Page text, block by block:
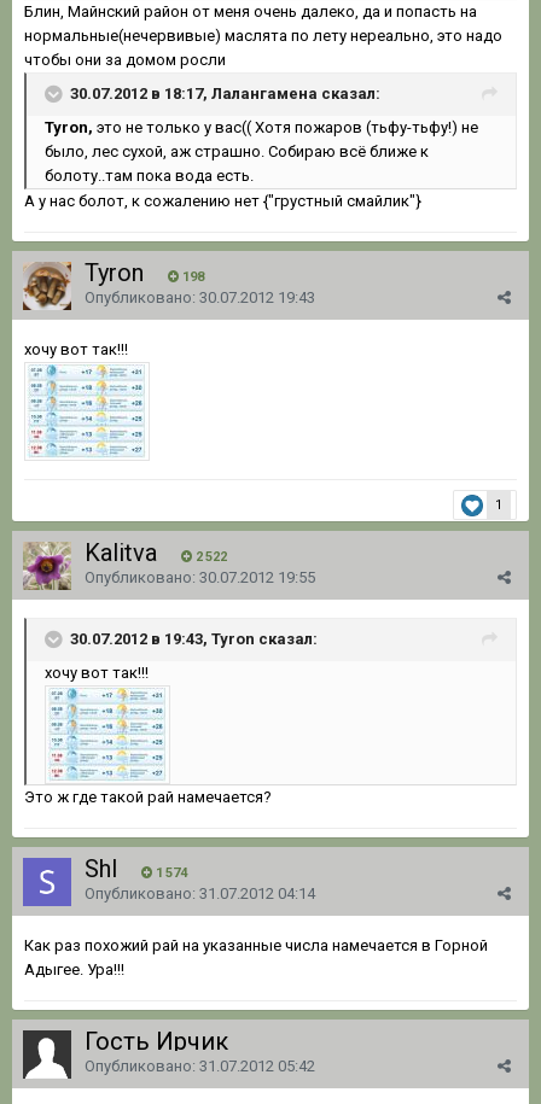
Блин, Майнский район от меня очень далеко, да и попасть на
нормальные(нечервивые) маслята по лету нереально, это надо
чтобы они за домом росли
30.07.2012 в 18:17, Лалангамена сказал:
Tyron, это не только у вас(( Хотя пожаров (тьфу-тьфу!) не
было, лес сухой, аж страшно. Собираю всё ближе к
болоту..там пока вода есть.
А у нас болот, к сожалению нет {"грустный смайлик"}
Tyron 198
Опубликовано: 30.07.2012 19:43
хочу вот так!!!
1
Kalitva 2 522
Опубликовано: 30.07.2012 19:55
30.07.2012 в 19:43, Tyron сказал:
хочу вот так!!!
Это ж где такой рай намечается?
Shl 1 574
Опубликовано: 31.07.2012 04:14
Как раз похожий рай на указанные числа намечается в Горной
Адыгее. Ура!!!
Гость Ирчик
Опубликовано: 31.07.2012 05:42